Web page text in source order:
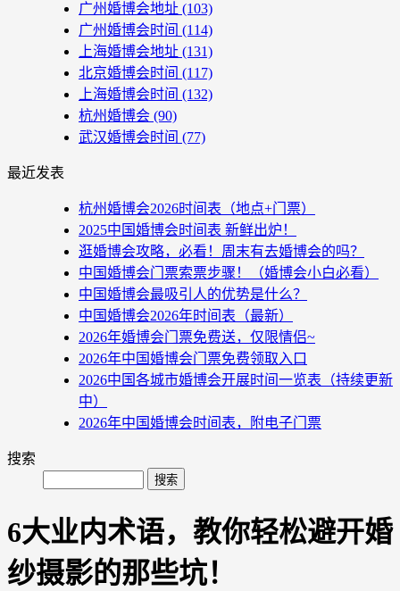
广州婚博会地址 (103)
广州婚博会时间 (114)
上海婚博会地址 (131)
北京婚博会时间 (117)
上海婚博会时间 (132)
杭州婚博会 (90)
武汉婚博会时间 (77)
最近发表
杭州婚博会2026时间表（地点+门票）
2025中国婚博会时间表 新鲜出炉！
逛婚博会攻略，必看！周末有去婚博会的吗？
中国婚博会门票索票步骤！（婚博会小白必看）
中国婚博会最吸引人的优势是什么？
中国婚博会2026年时间表（最新）
2026年婚博会门票免费送，仅限情侣~
2026年中国婚博会门票免费领取入口
2026中国各城市婚博会开展时间一览表（持续更新
中）
2026年中国婚博会时间表，附电子门票
搜索
6大业内术语，教你轻松避开婚
纱摄影的那些坑！